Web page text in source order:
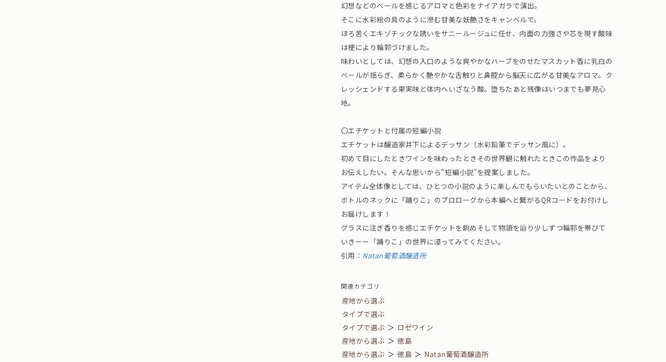
幻想などのベールを感じるアロマと色彩をナイアガラで演出。
そこに水彩絵の具のように滲む甘美な妖艶さをキャンベルで。
ほろ苦くエキゾチックな誘いをサニールージュに任せ、内面の力強さや芯を現す酸味
は梗により輪郭づけました。
味わいとしては、幻想の入口のような爽やかなハーブをのせたマスカット香に乳白の
ベールが揺らぎ、柔らかく艶やかな舌触りと鼻腔から脳天に広がる甘美なアロマ。ク
レッシェンドする果実味と体内へいざなう酸。堕ちたあと残像はいつまでも夢見心
地。
〇エチケットと付属の短編小説
エチケットは醸造家井下によるデッサン（水彩鉛筆でデッサン風に）。
初めて目にしたときワインを味わったときその世界観に触れたときこの作品をより
お伝えしたい。そんな思いから"短編小説"を提案しました。
アイテム全体像としては、ひとつの小説のように楽しんでもらいたいとのことから、
ボトルのネックに「踊りこ」のプロローグから本編へと繋がるQRコードをお付けし
お届けします！
グラスに注ぎ香りを感じエチケットを眺めそして物語を辿り少しずつ輪郭を帯びて
いきーー「踊りこ」の世界に浸ってみてください。
引用： Natan葡萄酒醸造所
関連カテゴリ
産地から選ぶ
タイプで選ぶ
タイプで選ぶ ＞ ロゼワイン
産地から選ぶ ＞ 徳島
産地から選ぶ ＞ 徳島 ＞ Natan葡萄酒醸造所